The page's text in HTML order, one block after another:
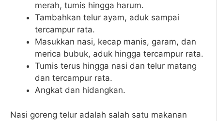
merah, tumis hingga harum.
Tambahkan telur ayam, aduk sampai
tercampur rata.
Masukkan nasi, kecap manis, garam, dan
merica bubuk, aduk hingga tercampur rata.
Tumis terus hingga nasi dan telur matang
dan tercampur rata.
Angkat dan hidangkan.
Nasi goreng telur adalah salah satu makanan